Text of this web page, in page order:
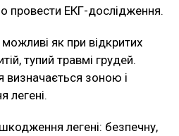
провести ЕКГ-дослідження.
як при відкритих
тупий травмі грудей.
зоною і
легені.
легені: безпечну,